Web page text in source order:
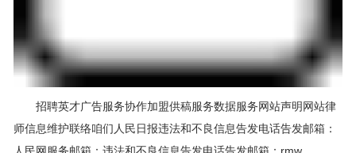
招聘英才广告服务协作加盟供稿服务数据服务网站声明网站律
师信息维护联络咱们人民日报违法和不良信息告发电话告发邮箱：